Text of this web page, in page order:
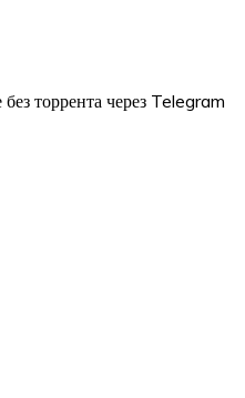
торрента через Telegram